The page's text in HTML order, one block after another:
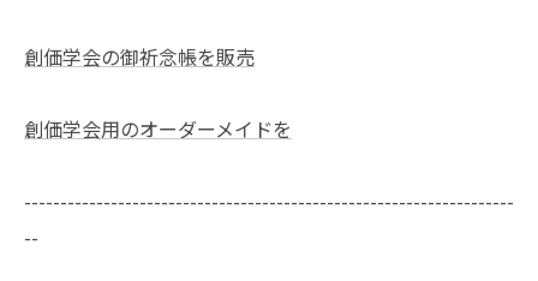
創価学会の御祈念帳を販売
創価学会用のオーダーメイドを
--------------------------------------------------------------------
--